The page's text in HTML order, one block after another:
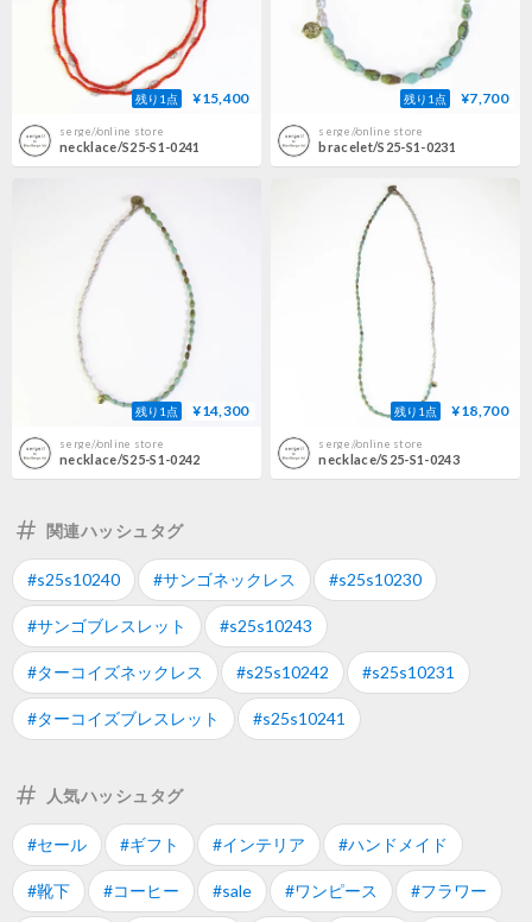
残り1点 ¥15,400
serge//online store
necklace/S25-S1-0241
残り1点 ¥7,700
serge//online store
bracelet/S25-S1-0231
残り1点 ¥14,300
serge//online store
necklace/S25-S1-0242
残り1点 ¥18,700
serge//online store
necklace/S25-S1-0243
関連ハッシュタグ
#s25s10240 #サンゴネックレス #s25s10230
#サンゴブレスレット #s25s10243
#ターコイズネックレス #s25s10242 #s25s10231
#ターコイズブレスレット #s25s10241
人気ハッシュタグ
#セール #ギフト #インテリア #ハンドメイド
#靴下 #コーヒー #sale #ワンピース #フラワー